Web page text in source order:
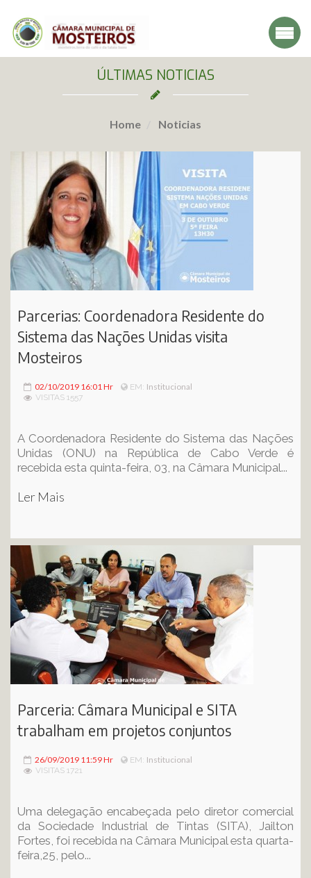
ÚLTIMAS NOTICIAS
Home Noticias
Parcerias: Coordenadora Residente do
Sistema das Nações Unidas visita
Mosteiros
02/10/2019 16:01 Hr EM: Institucional
VISITAS 1557
A Coordenadora Residente do Sistema das Nações
Unidas (ONU) na República de Cabo Verde é
recebida esta quinta-feira, 03, na Câmara Municipal...
Ler Mais
Parceria: Câmara Municipal e SITA
trabalham em projetos conjuntos
26/09/2019 11:59 Hr EM: Institucional
VISITAS 1721
Uma delegação encabeçada pelo diretor comercial
da Sociedade Industrial de Tintas (SITA), Jailton
Fortes, foi recebida na Câmara Municipal esta quarta-
feira,25, pelo...